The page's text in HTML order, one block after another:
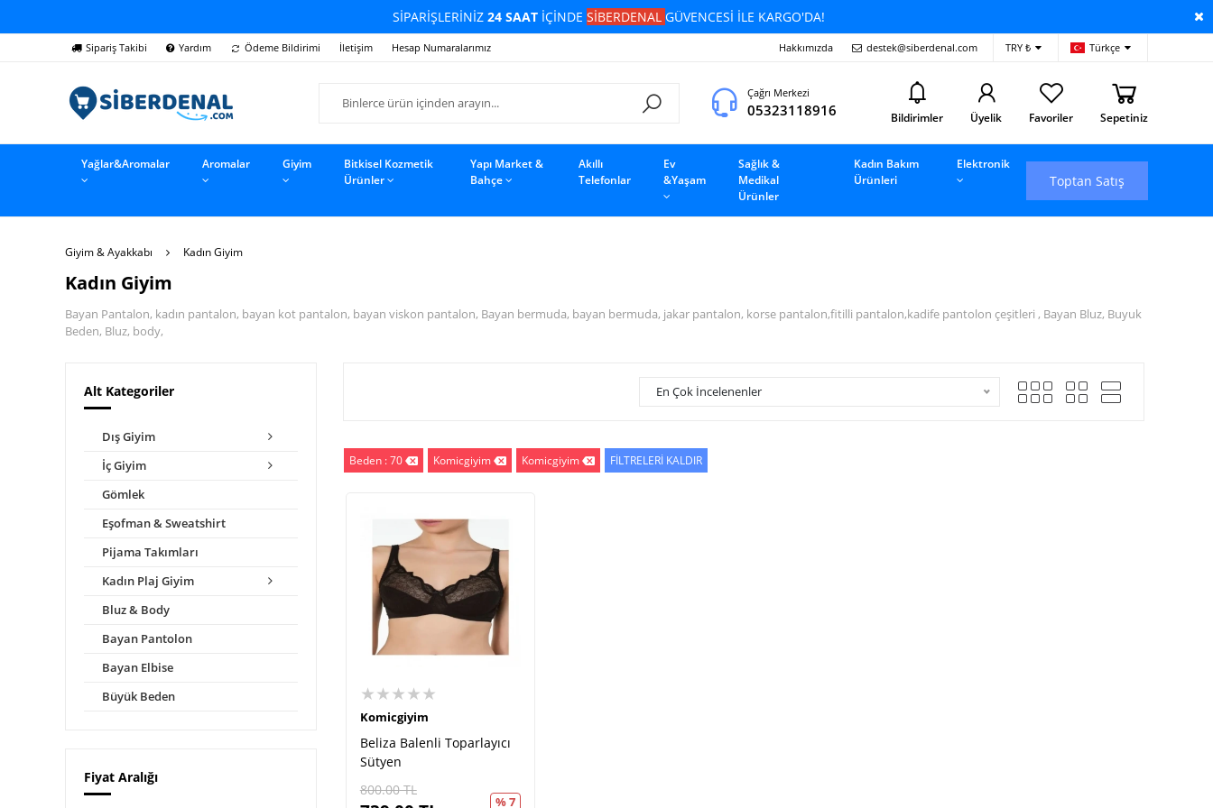
SİPARİŞLERİNİZ 24 SAATİÇİNDE SİBERDENAL GÜVENCESİ İLE KARGO'DA!
Sipariş Takibi Yardım Ödeme Bildirimi İletişim Hesap Numaralarımız Hakkımızda destek@siberdenal.com TRY ₺ Türkçe
Çağrı Merkezi
05323118916 Bildirimler Üyelik Favoriler Sepetiniz
Yağlar&Aromalar Aromalar Giyim
Bitkisel Kozmetik
Ürünler
Yapı Market &
Bahçe
Akıllı
Telefonlar
Ev
&Yaşam
Sağlık &
Medikal
Ürünler
Kadın Bakım
Ürünleri
Elektronik
Toptan Satış
Giyim & Ayakkabı Kadın Giyim
Kadın Giyim
Bayan Pantalon, kadın pantalon, bayan kot pantalon, bayan viskon pantalon, Bayan bermuda, bayan bermuda, jakar pantalon, korse pantalon,fitilli pantalon,kadife pantolon çeşitleri , Bayan Bluz, Buyuk
Beden, Bluz, body,
Alt Kategoriler
Dış Giyim
İç Giyim
Gömlek
Eşofman & Sweatshirt
Pijama Takımları
Kadın Plaj Giyim
Bluz & Body
Bayan Pantolon
Bayan Elbise
Büyük Beden
Fiyat Aralığı
En Çok İncelenenler
Beden : 70 Komicgiyim Komicgiyim FİLTRELERİ KALDIR
★★★★★
Komicgiyim
Beliza Balenli Toparlayıcı
Sütyen
800.00TL
% 7